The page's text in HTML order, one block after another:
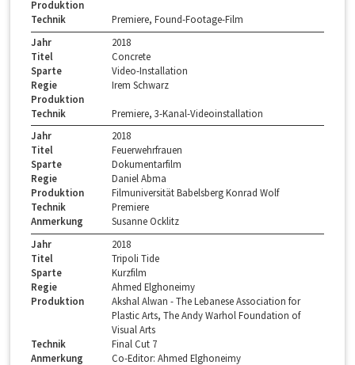
Produktion
Technik
Premiere, Found-Footage-Film
Jahr
2018
Titel
Concrete
Sparte
Video-Installation
Regie
Irem Schwarz
Produktion
Technik
Premiere, 3-Kanal-Videoinstallation
Jahr
2018
Titel
Feuerwehrfrauen
Sparte
Dokumentarfilm
Regie
Daniel Abma
Produktion
Filmuniversität Babelsberg Konrad Wolf
Technik
Premiere
Anmerkung
Susanne Ocklitz
Jahr
2018
Titel
Tripoli Tide
Sparte
Kurzfilm
Regie
Ahmed Elghoneimy
Produktion
Akshal Alwan - The Lebanese Association for
Plastic Arts, The Andy Warhol Foundation of
Visual Arts
Technik
Final Cut 7
Anmerkung
Co-Editor: Ahmed Elghoneimy